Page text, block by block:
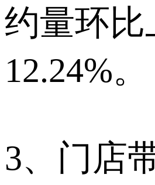
约量环比
12.24%。
3、门店